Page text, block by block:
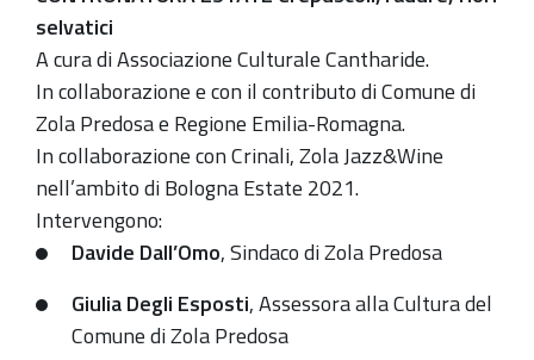
selvatici
A cura di Associazione Culturale Cantharide.
In collaborazione e con il contributo di Comune di
Zola Predosa e Regione Emilia-Romagna.
In collaborazione con Crinali, Zola Jazz&Wine
nell’ambito di Bologna Estate 2021.
Intervengono:
Davide Dall’Omo, Sindaco di Zola Predosa
Giulia Degli Esposti, Assessora alla Cultura del
Comune di Zola Predosa